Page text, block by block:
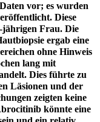
vor; es wurden
Diese
jährigen Frau. Die
ergab eine
ohne Hinweis
lang mit
Dies führte zu
Läsionen und der
zeigten keine
könnte eine